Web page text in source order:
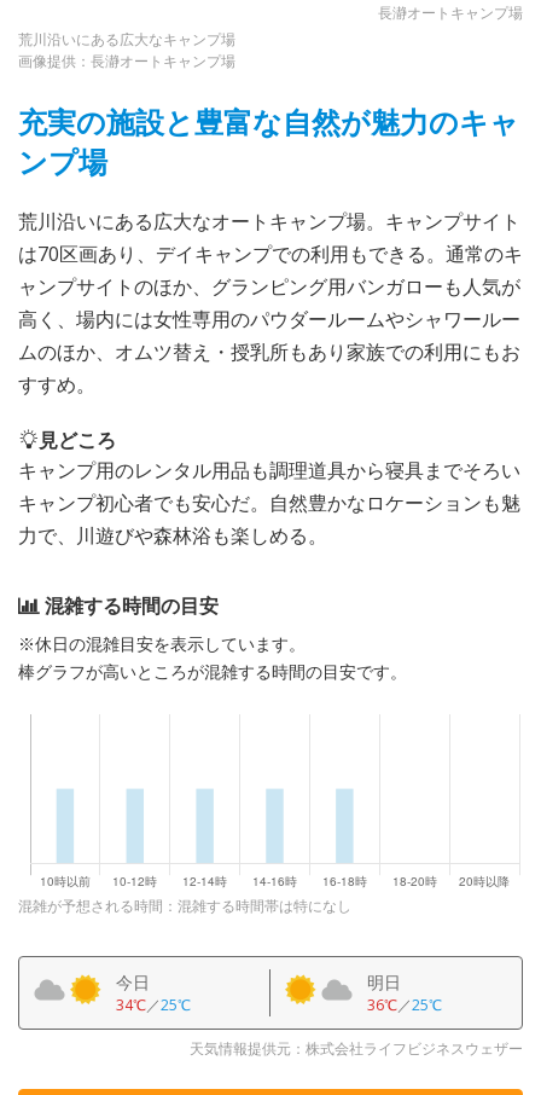
長瀞オートキャンプ場
荒川沿いにある広大なキャンプ場
画像提供：長瀞オートキャンプ場
充実の施設と豊富な自然が魅力のキャ
ンプ場
荒川沿いにある広大なオートキャンプ場。キャンプサイト
は70区画あり、デイキャンプでの利用もできる。通常のキ
ャンプサイトのほか、グランピング用バンガローも人気が
高く、場内には女性専用のパウダールームやシャワールー
ムのほか、オムツ替え・授乳所もあり家族での利用にもお
すすめ。
見どころ
キャンプ用のレンタル用品も調理道具から寝具までそろい
キャンプ初心者でも安心だ。自然豊かなロケーションも魅
力で、川遊びや森林浴も楽しめる。
混雑する時間の目安
※休日の混雑目安を表示しています。
棒グラフが高いところが混雑する時間の目安です。
混雑が予想される時間：混雑する時間帯は特になし
今日
34℃／25℃
明日
36℃／25℃
天気情報提供元：株式会社ライフビジネスウェザー